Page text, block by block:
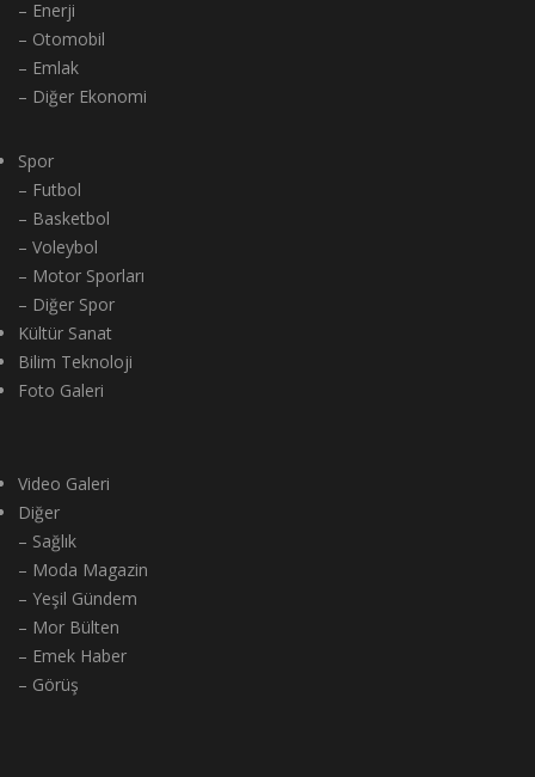
– Enerji
– Otomobil
– Emlak
– Diğer Ekonomi
Spor
– Futbol
– Basketbol
– Voleybol
– Motor Sporları
– Diğer Spor
Kültür Sanat
Bilim Teknoloji
Foto Galeri
Video Galeri
Diğer
– Sağlık
– Moda Magazin
– Yeşil Gündem
– Mor Bülten
– Emek Haber
– Görüş